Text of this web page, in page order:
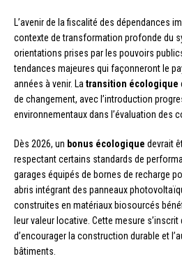
L’avenir de la fiscalité des dépendances
contexte de transformation profonde du
orientations prises par les pouvoirs
tendances majeures qui façonneront le
années à venir. La transition écologique
de changement, avec l’introduction
environnementaux dans l’évaluation des
Dès 2026, un bonus écologique devrait
respectant certains standards de
garages équipés de bornes de recharge
abris intégrant des panneaux
construites en matériaux biosourcés
leur valeur locative. Cette mesure
d’encourager la construction durable et
bâtiments.